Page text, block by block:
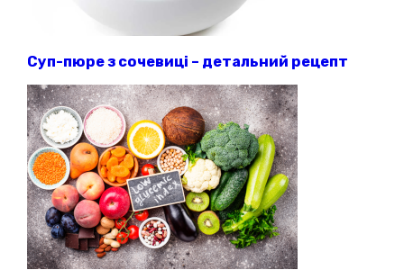
Суп-пюре з сочевиці – детальний рецепт